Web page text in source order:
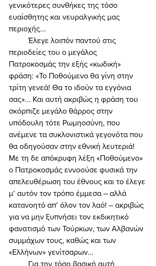
γενικότερες συνθήκες της τόσο
ευαίσθητης και νευραλγικής μας
περιοχής...
	Έλεγε λοιπόν παντού στις
περιοδείες του ο μεγάλος
Πατροκοσμάς την εξής «κωδική»
φράση: «Το Ποθούμενο θα γίνη στην
τρίτη γενεά! Θα το ιδούν τα εγγόνια
σας»... Και αυτή ακριβώς η φράση του
σκόρπιζε μεγάλο θάρρος στην
υπόδουλη τότε Ρωμηοσύνη, που
ανέμενε τα συκλονιστικά γεγονότα που
θα οδηγούσαν στην εθνική λευτεριά!
Με τη δε απόκρυφη λέξη «Ποθούμενο»
ο Πατροκοσμάς εννοούσε φυσικά την
απελευθέρωση του έθνους και το έλεγε
μ’ αυτόν τον τρόπο έμμεσα – αλλά
κατανοητό απ’ όλον τον λαό! – ακριβώς
για να μην ξυπνήσει τον εκδικητικό
φανατισμό των Τούρκων, των Αλβανών
συμμάχων τους, καθώς και των
«Ελλήνων» γενίτσαρων...